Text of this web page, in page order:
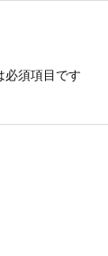
必須項目です